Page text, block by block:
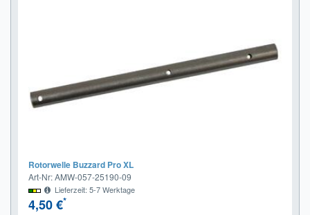
Rotorwelle Buzzard Pro XL
Art-Nr: AMW-057-25190-09
Lieferzeit: 5-7 Werktage
4,50 €*